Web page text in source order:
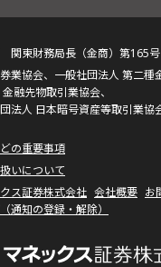
関東財務局長（金商）第165号
業協会、一般社団法人 第二種
融先物取引業協会、
法人 日本暗号資産等取引業協
の重要事項
いについて
ス証券株式会社 会社概要 お
通知の登録・解除）